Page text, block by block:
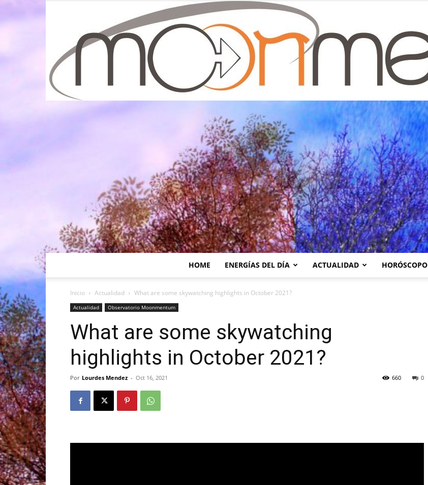
Moonmentum
HOME ENERGÍAS DEL DÍA ACTUALIDAD HORÓSCOPO
Inicio Actualidad What are some skywatching highlights in October 2021?
Actualidad Observatorio Moonmentum
What are some skywatching
highlights in October 2021?
Por Lourdes Mendez - Oct 16, 2021 0
660